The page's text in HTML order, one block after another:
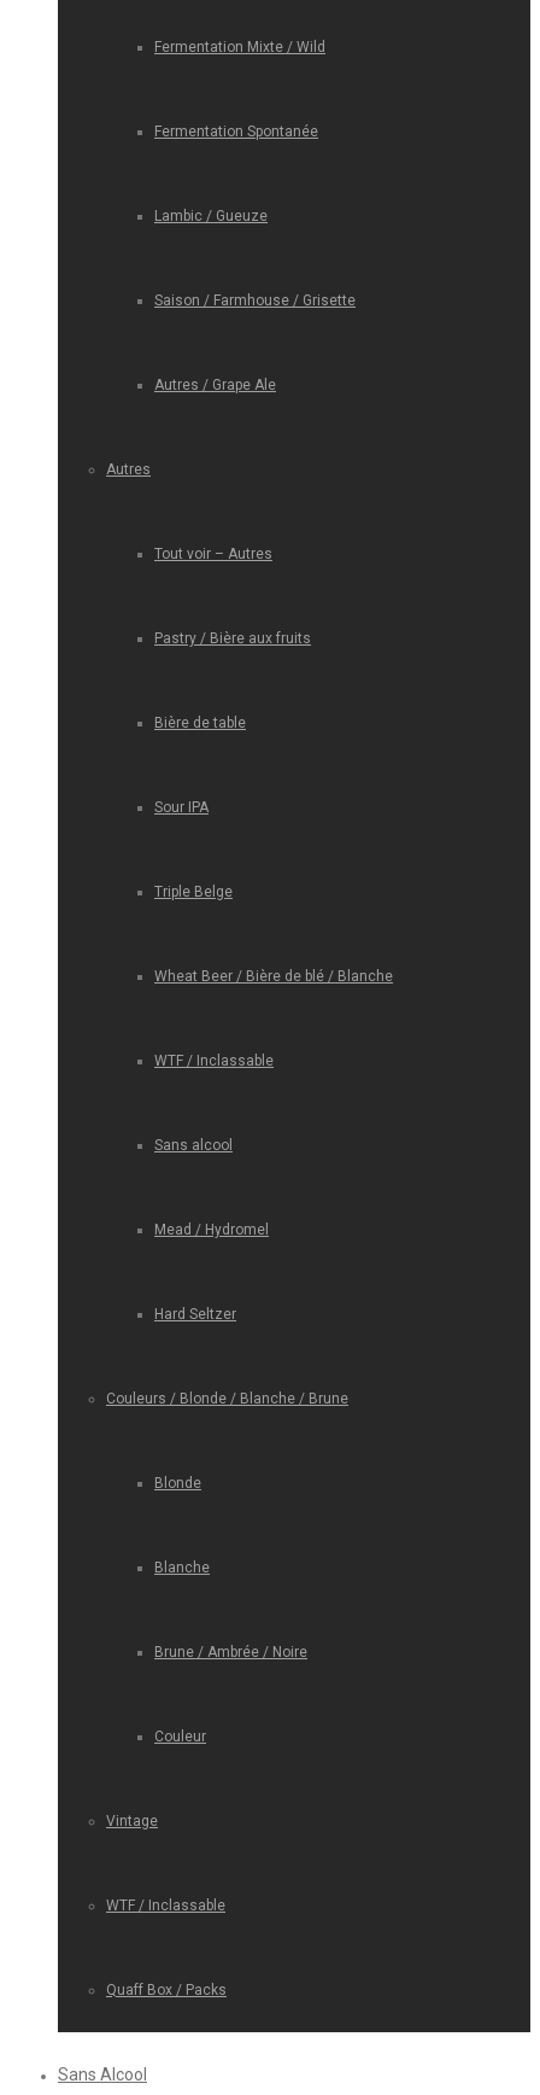
Fermentation Mixte / Wild
Fermentation Spontanée
Lambic / Gueuze
Saison / Farmhouse / Grisette
Autres / Grape Ale
Autres
Tout voir – Autres
Pastry / Bière aux fruits
Bière de table
Sour IPA
Triple Belge
Wheat Beer / Bière de blé / Blanche
WTF / Inclassable
Sans alcool
Mead / Hydromel
Hard Seltzer
Couleurs / Blonde / Blanche / Brune
Blonde
Blanche
Brune / Ambrée / Noire
Couleur
Vintage
WTF / Inclassable
Quaff Box / Packs
Sans Alcool